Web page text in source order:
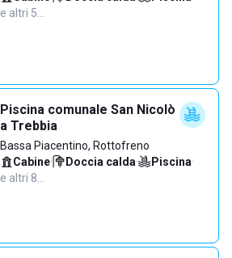
e altri 5…
Piscina comunale San Nicolò
a Trebbia
Bassa Piacentino, Rottofreno
Cabine· Doccia calda· Piscina·
e altri 8…